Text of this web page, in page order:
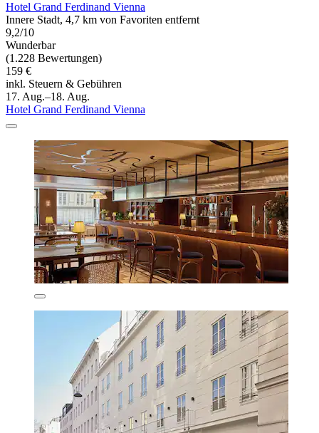
Hotel Grand Ferdinand Vienna
Innere Stadt, 4,7 km von Favoriten entfernt
9,2/10
Wunderbar
(1.228 Bewertungen)
159 €
inkl. Steuern & Gebühren
17. Aug.–18. Aug.
Hotel Grand Ferdinand Vienna